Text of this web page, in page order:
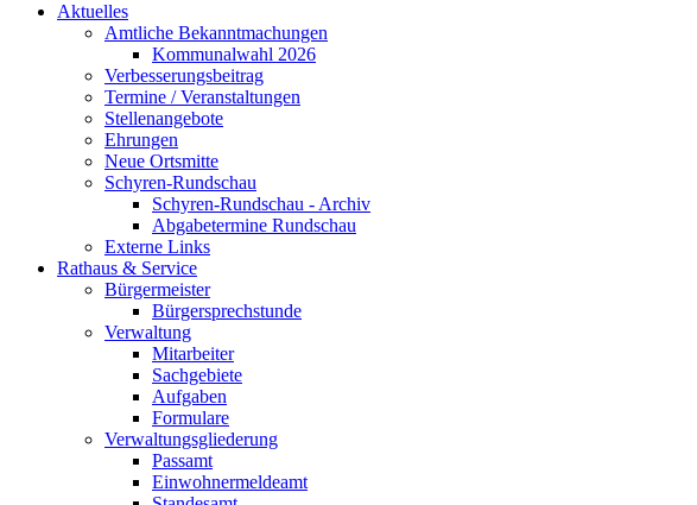
Aktuelles
Amtliche Bekanntmachungen
Kommunalwahl 2026
Verbesserungsbeitrag
Termine / Veranstaltungen
Stellenangebote
Ehrungen
Neue Ortsmitte
Schyren-Rundschau
Schyren-Rundschau - Archiv
Abgabetermine Rundschau
Externe Links
Rathaus & Service
Bürgermeister
Bürgersprechstunde
Verwaltung
Mitarbeiter
Sachgebiete
Aufgaben
Formulare
Verwaltungsgliederung
Passamt
Einwohnermeldeamt